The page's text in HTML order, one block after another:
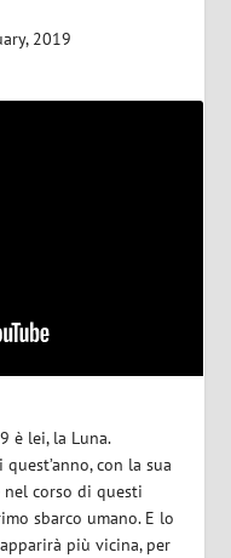
2019
è lei, la Luna.
con la sua
nel corso di questi
sbarco umano. E lo
apparirà più vicina, per